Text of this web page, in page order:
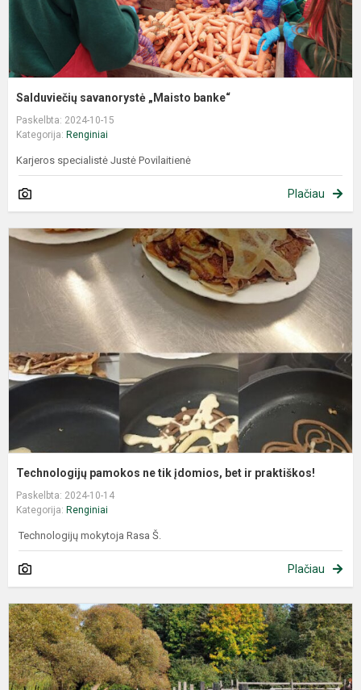
Salduviečių savanorystė „Maisto banke“
Paskelbta: 2024-10-15
Kategorija: Renginiai
Karjeros specialistė Justė Povilaitienė
Plačiau
Technologijų pamokos ne tik įdomios, bet ir praktiškos!
Paskelbta: 2024-10-14
Kategorija: Renginiai
Technologijų mokytoja Rasa Š.
Plačiau